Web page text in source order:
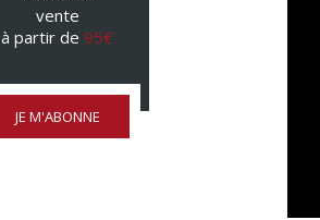
vente
à partir de 95€
JE M'ABONNE